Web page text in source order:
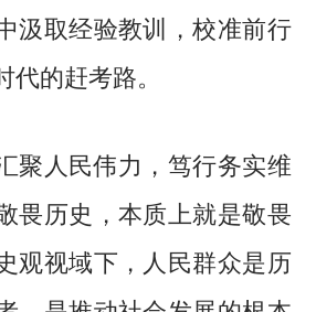
汲取经验教训，校准前行
的赶考路。
人民伟力，笃行务实维
畏历史，本质上就是敬畏
观视域下，人民群众是历